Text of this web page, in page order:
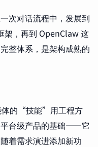
次对话流程中，发展到
架，再到 OpenClaw 这
整体系，是架构成熟的
体的“技能”用工程方
台级产品的基础——它
着需求演进添加新功